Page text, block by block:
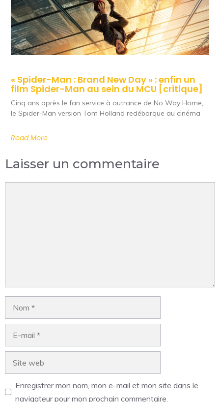
« Spider-Man : Brand New Day » : enfin un
film Spider-Man au sein du MCU [critique]
Cinq ans après le fan service à outrance de No Way Home,
le Spider-Man version Tom Holland redébarque au cinéma
Read More
Laisser un commentaire
Enregistrer mon nom, mon e-mail et mon site dans le
navigateur pour mon prochain commentaire.